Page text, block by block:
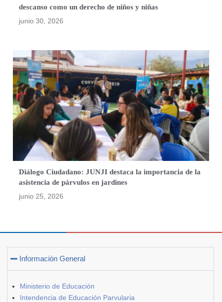
descanso como un derecho de niños y niñas
junio 30, 2026
Diálogo Ciudadano: JUNJI destaca la importancia de la
asistencia de párvulos en jardines
junio 25, 2026
Información General
Ministerio de Educación
Intendencia de Educación Parvularia